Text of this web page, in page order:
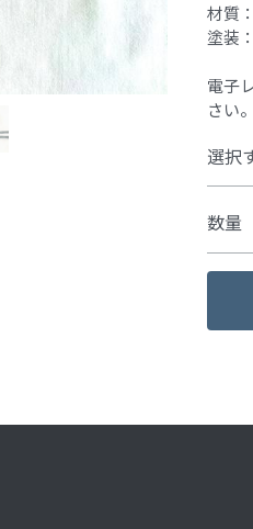
材質
塗装
電子
さい
選択
数量